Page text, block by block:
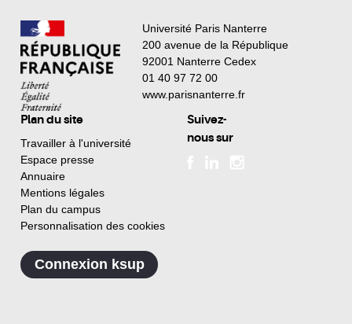
Université Paris Nanterre
200 avenue de la République
92001 Nanterre Cedex
01 40 97 72 00
www.parisnanterre.fr
Plan du site
Travailler à l'université
Espace presse
Annuaire
Mentions légales
Plan du campus
Personnalisation des cookies
Suivez-
nous sur
Connexion ksup